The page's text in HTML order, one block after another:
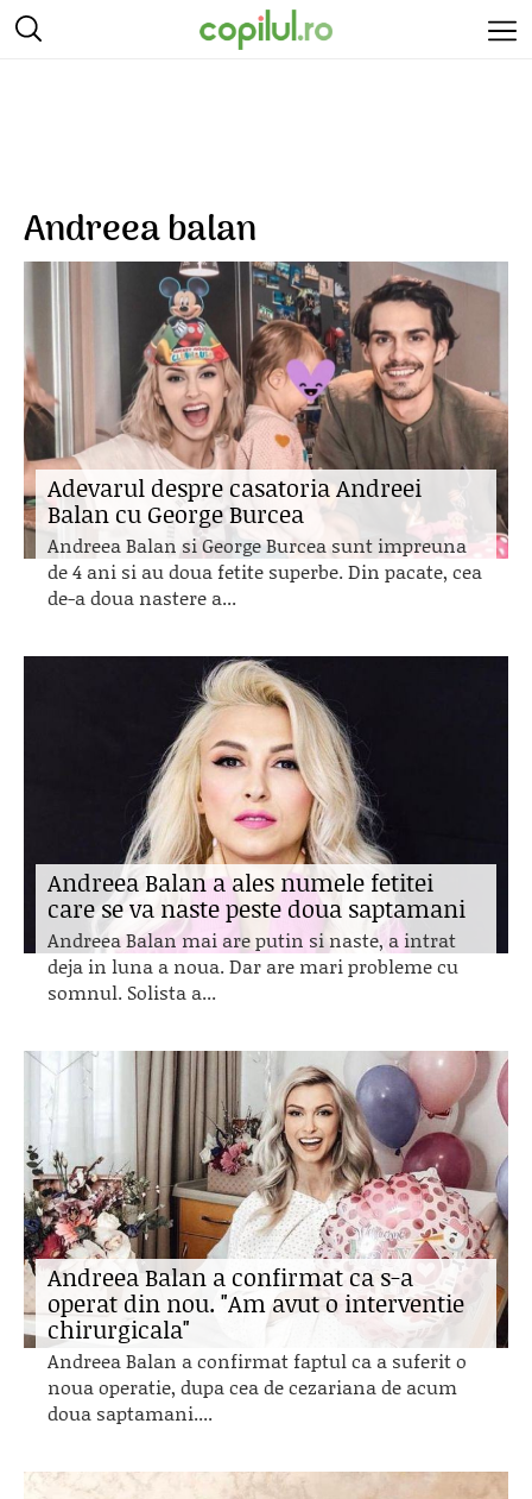
Andreea balan
Adevarul despre casatoria Andreei
Balan cu George Burcea
Andreea Balan si George Burcea sunt impreuna
de 4 ani si au doua fetite superbe. Din pacate, cea
de-a doua nastere a...
Andreea Balan a ales numele fetitei
care se va naste peste doua saptamani
Andreea Balan mai are putin si naste, a intrat
deja in luna a noua. Dar are mari probleme cu
somnul. Solista a...
Andreea Balan a confirmat ca s-a
operat din nou. "Am avut o interventie
chirurgicala"
Andreea Balan a confirmat faptul ca a suferit o
noua operatie, dupa cea de cezariana de acum
doua saptamani....